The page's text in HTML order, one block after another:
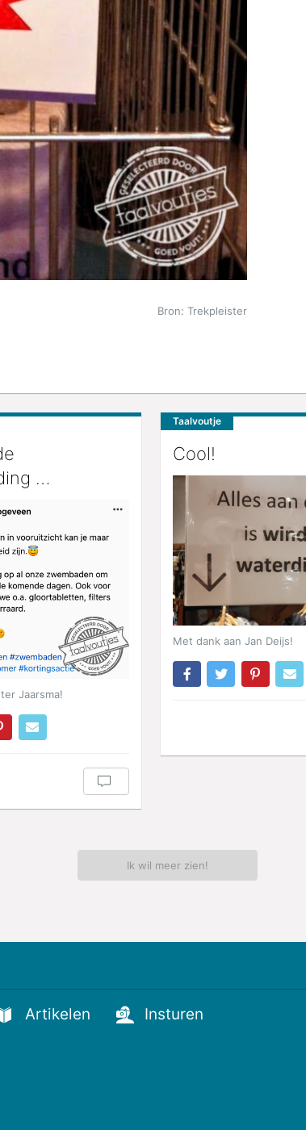
Bron: Trekpleister
…
Jaarsma!
Taalvoutje
Cool!
Met dank aan Jan Deijs!
Ik wil meer zien!
Artikelen Insturen